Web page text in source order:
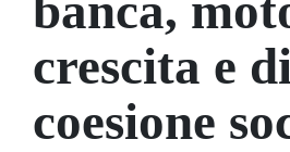
crescita e
coesione